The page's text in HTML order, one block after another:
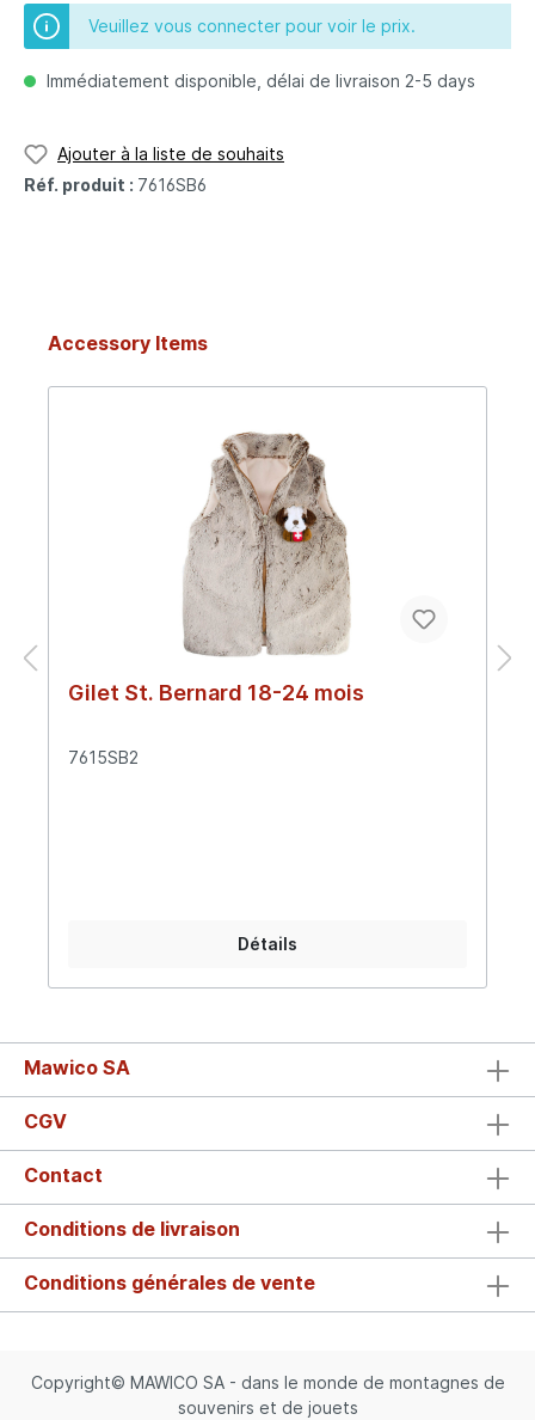
Veuillez vous connecter pour voir le prix.
Immédiatement disponible, délai de livraison 2-5 days
Ajouter à la liste de souhaits
Réf. produit : 7616SB6
Accessory Items
Gilet St. Bernard 18-24 mois
7615SB2
Détails
Mawico SA
CGV
Contact
Conditions de livraison
Conditions générales de vente
Copyright© MAWICO SA - dans le monde de montagnes de
souvenirs et de jouets